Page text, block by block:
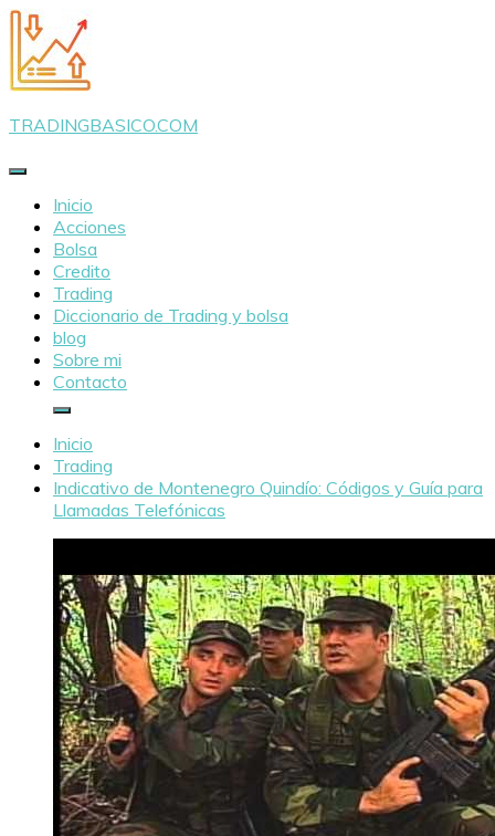
Saltar
al
contenido
TRADINGBASICO.COM
Inicio
Acciones
Bolsa
Credito
Trading
Diccionario de Trading y bolsa
blog
Sobre mi
Contacto
Inicio
Trading
Indicativo de Montenegro Quindío: Códigos y Guía para
Llamadas Telefónicas